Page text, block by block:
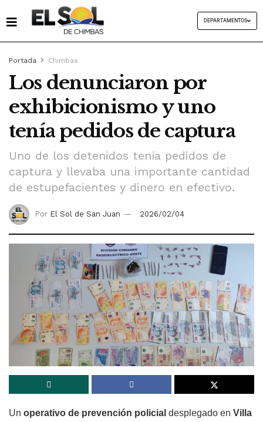
DEPARTAMENTOS
Portada Chimbas
Los denunciaron por
exhibicionismo y uno
tenía pedidos de captura
Uno de los detenidos tenía pedidos de
captura y llevaba una importante cantidad
de estupefacientes y dinero en efectivo.
Por El Sol de San Juan 2026/02/04
Un operativo de prevención policial desplegado en Villa